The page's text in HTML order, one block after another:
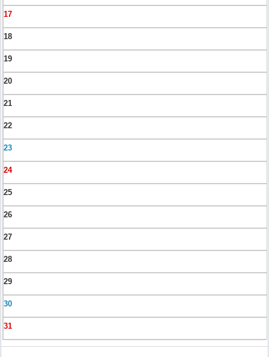
17
18
19
20
21
22
23
24
25
26
27
28
29
30
31